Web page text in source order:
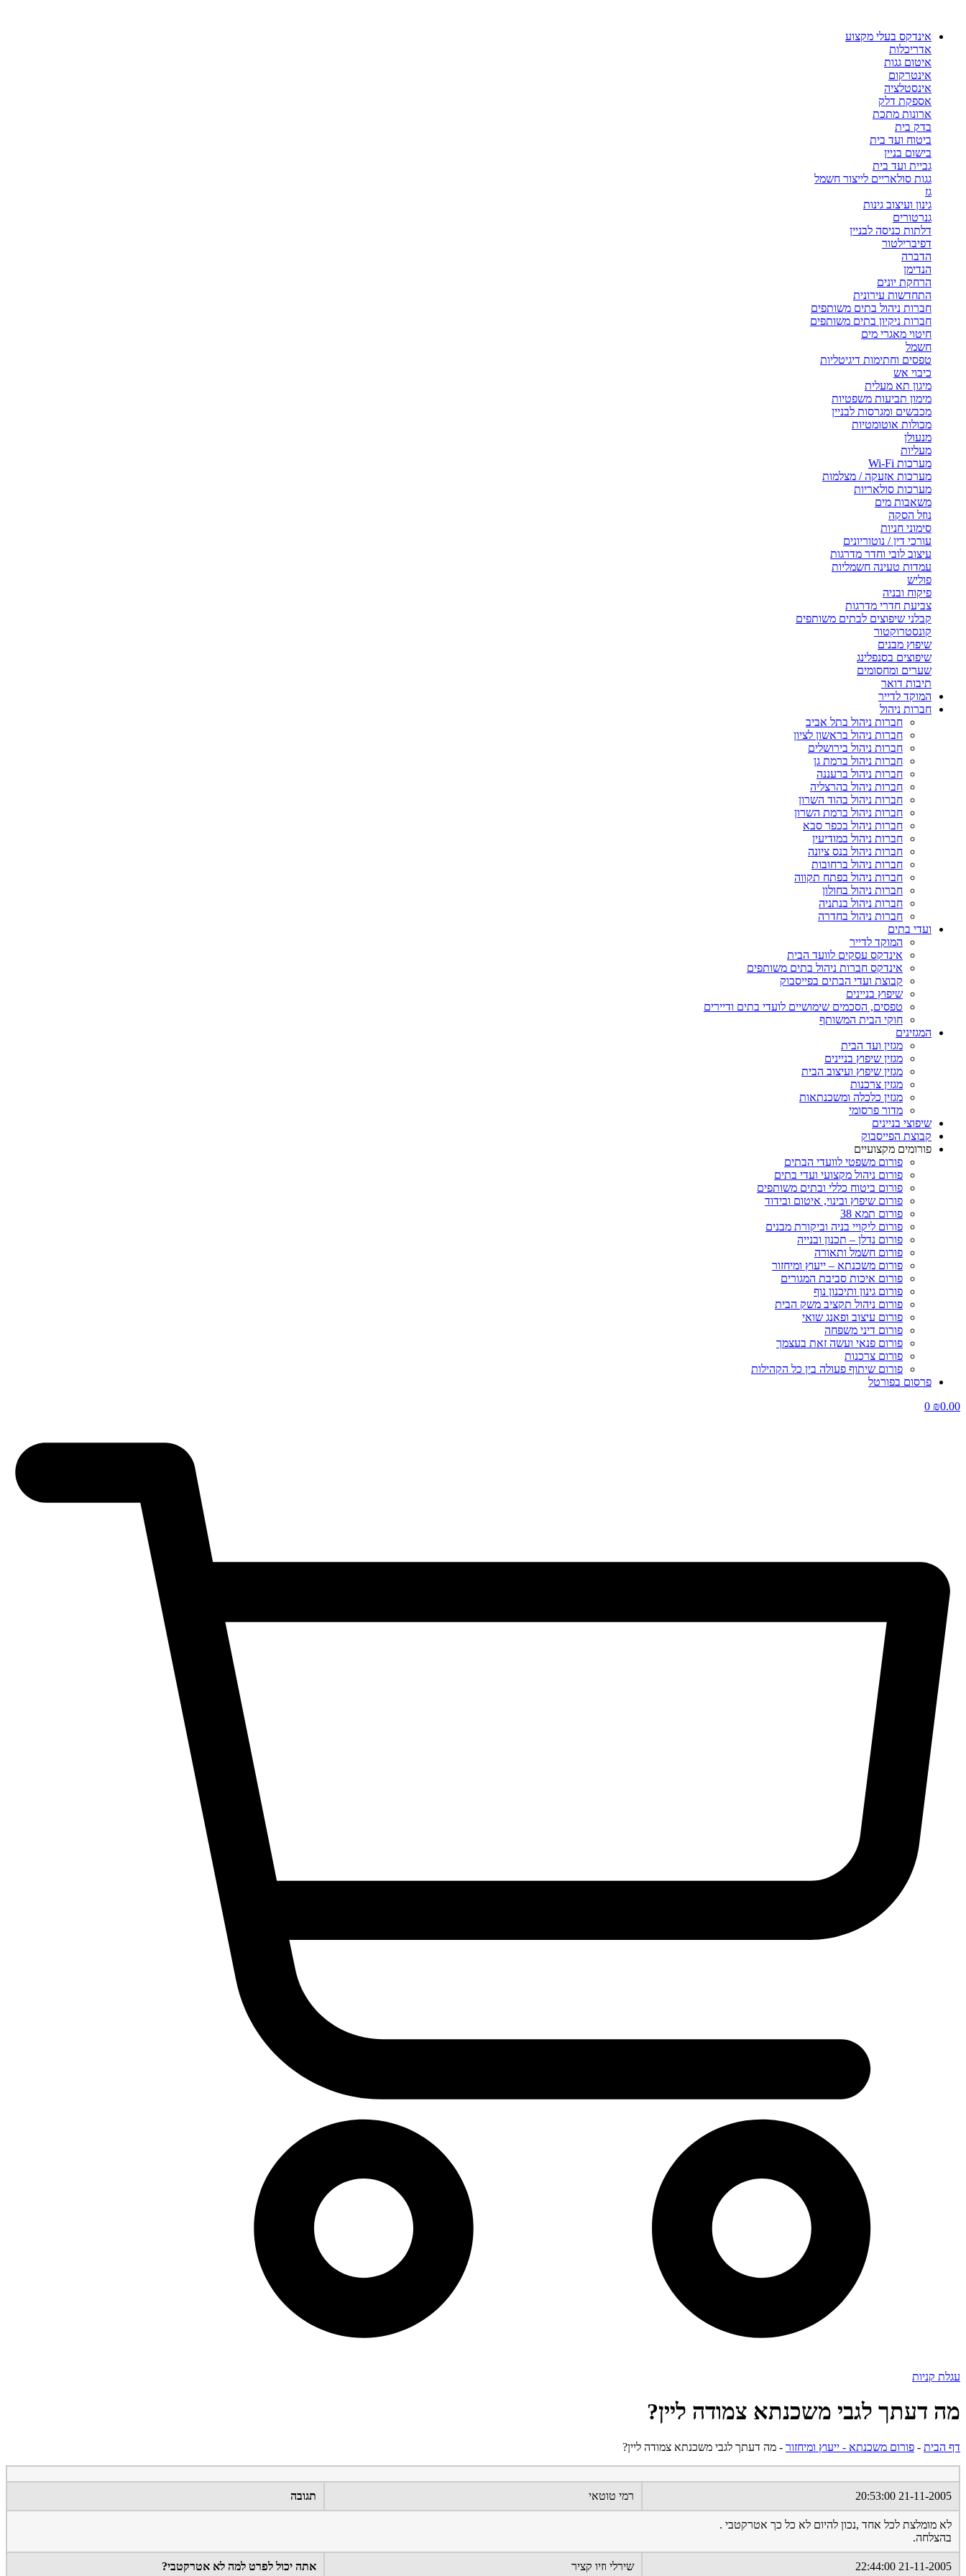
אינדקס בעלי מקצוע
אדריכלות
איטום גגות
אינטרקום
אינסטלציה
אספקת דלק
ארונות מתכת
בדק בית
ביטוח ועד בית
בישום בניין
גביית ועד בית
גגות סולאריים לייצור חשמל
גז
גינון ועיצוב גינות
גנרטורים
דלתות כניסה לבניין
דפיברילטור
הדברה
הנדימן
הרחקת יונים
התחדשות עירונית
חברות ניהול בתים משותפים
חברות ניקיון בתים משותפים
חיטוי מאגרי מים
חשמל
טפסים וחתימות דיגיטליות
כיבוי אש
מיגון תא מעלית
מימון תביעות משפטיות
מכבשים ומגרסות לבניין
מכולות אוטומטיות
מנעולן
מעליות
מערכות Wi-Fi
מערכות אזעקה / מצלמות
מערכות סולאריות
משאבות מים
נוזל הסקה
סימוני חניות
עורכי דין / נוטוריונים
עיצוב לובי וחדר מדרגות
עמדות טעינה חשמליות
פוליש
פיקוח ובניה
צביעת חדרי מדרגות
קבלני שיפוצים לבתים משותפים
קונסטרוקטור
שיפוץ מבנים
שיפוצים בסנפלינג
שערים ומחסומים
תיבות דואר
המוקד לדייר
חברות ניהול
חברות ניהול בתל אביב
חברות ניהול בראשון לציון
חברות ניהול בירושלים
חברות ניהול ברמת גן
חברות ניהול ברעננה
חברות ניהול בהרצליה
חברות ניהול בהוד השרון
חברות ניהול ברמת השרון
חברות ניהול בכפר סבא
חברות ניהול במודיעין
חברות ניהול בנס ציונה
חברות ניהול ברחובות
חברות ניהול בפתח תקווה
חברות ניהול בחולון
חברות ניהול בנתניה
חברות ניהול בחדרה
ועדי בתים
המוקד לדייר
אינדקס עסקים לוועד הבית
אינדקס חברות ניהול בתים משותפים
קבוצת ועדי הבתים בפייסבוק
שיפוץ בניינים
טפסים, הסכמים שימושיים לועדי בתים ודיירים
חוקי הבית המשותף
המגזינים
מגזין ועד הבית
מגזין שיפוץ בניינים
מגזין שיפוץ ועיצוב הבית
מגזין צרכנות
מגזין כלכלה ומשכנתאות
מדור פרסומי
שיפוצי בניינים
קבוצת הפייסבוק
פורומים מקצועיים
פורום משפטי לוועדי הבתים
פורום ניהול מקצועי ועדי בתים
פורום ביטוח כללי ובתים משותפים
פורום שיפוץ ובינוי, איטום ובידוד
פורום תמא 38
פורום ליקויי בניה וביקורת מבנים
פורום נדלן – תכנון ובנייה
פורום חשמל ותאורה
פורום משכנתא – ייעוץ ומיחזור
פורום איכות סביבת המגורים
פורום גינון ותיכנון נוף
פורום ניהול תקציב משק הבית
פורום עיצוב ופאנג שואי
פורום דיני משפחה
פורום פנאי ועשה זאת בעצמך
פורום צרכנות
פורום שיתוף פעולה בין כל הקהילות
פרסום בפורטל
₪0.00
0
עגלת קניות
מה דעתך לגבי משכנתא צמודה ליין?
דף הבית - פורום משכנתא - ייעוץ ומיחזור - מה דעתך לגבי משכנתא צמודה ליין?
21-11-2005 20:53:00 רמי טוטאי תגובה
לא מומלצת לכל אחד ,נכון להיום לא כל כך אטרקטבי .
בהצלחה.
21-11-2005 22:44:00 שירלי וזיו קציר אתה יכול לפרט למה לא אטרקטבי?